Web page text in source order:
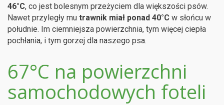
46°C, co jest bolesnym przeżyciem dla większości psów.
Nawet przyległy mu trawnik miał ponad 40°C w słońcu w
południe. Im ciemniejsza powierzchnia, tym więcej ciepła
pochłania, i tym gorzej dla naszego psa.
67°C na powierzchni
samochodowych foteli